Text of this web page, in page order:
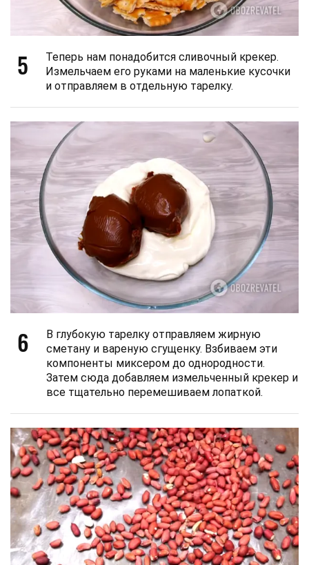
5
Теперь нам понадобится сливочный крекер.
Измельчаем его руками на маленькие кусочки
и отправляем в отдельную тарелку.
6
В глубокую тарелку отправляем жирную
сметану и вареную сгущенку. Взбиваем эти
компоненты миксером до однородности.
Затем сюда добавляем измельченный крекер и
все тщательно перемешиваем лопаткой.